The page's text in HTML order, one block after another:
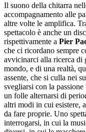
Il suono della chitarra
accompagnamento alle
altre volte le amplifica.
spettacolo è anche un
rispettivamente a Pier
che ci ricordano sempre
avvicinarci alla ricerca di
mondo, e di una realtà,
assente, che si culla nei
svegliarsi con la
un folle alternarsi di
altri modi in cui esistere,
da fare proprie. Uno
interrogarsi, in cui la